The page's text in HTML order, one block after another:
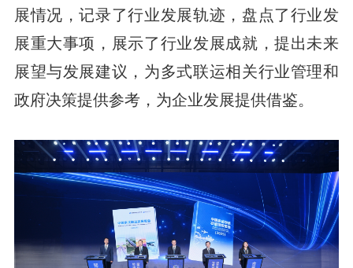
展情况，记录了行业发展轨迹，盘点了行业发
展重大事项，展示了行业发展成就，提出未来
展望与发展建议，为多式联运相关行业管理和
政府决策提供参考，为企业发展提供借鉴。